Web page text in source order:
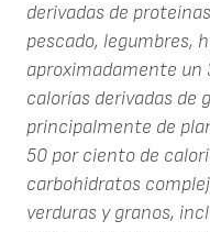
derivadas de
pescado, legumbres,
aproximadamente un
calorías derivadas de
principalmente de
50 por ciento de
carbohidratos
verduras y granos,